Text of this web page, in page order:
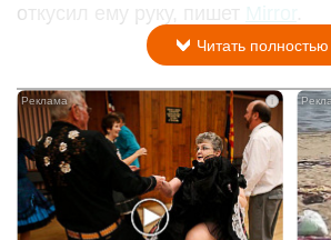
откусил ему руку, пишет Mirror
Читать полностью